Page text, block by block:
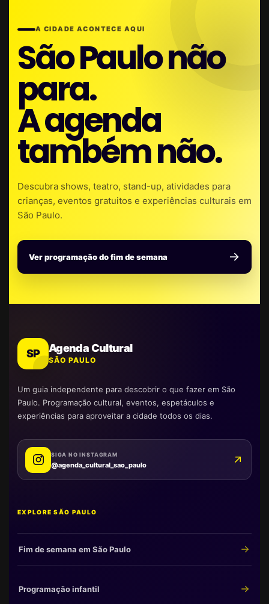
A CIDADE ACONTECE AQUI
São Paulo não
para.
A agenda
também não.
Descubra shows, teatro, stand-up, atividades para
crianças, eventos gratuitos e experiências culturais em
São Paulo.
Ver programação do fim de semana
SP Agenda Cultural
SÃO PAULO
Um guia independente para descobrir o que fazer em São
Paulo. Programação cultural, eventos, espetáculos e
experiências para aproveitar a cidade todos os dias.
SIGA NO INSTAGRAM
@agenda_cultural_sao_paulo
EXPLORE SÃO PAULO
Fim de semana em São Paulo
Programação infantil